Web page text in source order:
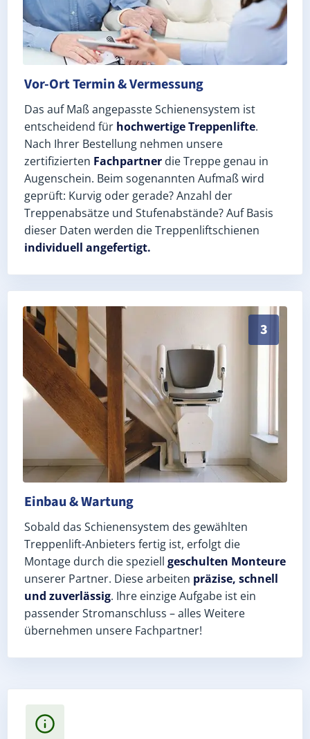
Vor-Ort Termin & Vermessung
Das auf Maß angepasste Schienensystem ist
entscheidend für hochwertige Treppenlifte.
Nach Ihrer Bestellung nehmen unsere
zertifizierten Fachpartner die Treppe genau in
Augenschein. Beim sogenannten Aufmaß wird
geprüft: Kurvig oder gerade? Anzahl der
Treppenabsätze und Stufenabstände? Auf Basis
dieser Daten werden die Treppenliftschienen
individuell angefertigt.
3
Schneller, sauberer Einbau durch zertifizierte
Einbau & Wartung
Sobald das Schienensystem des gewählten
Treppenlift-Anbieters fertig ist, erfolgt die
Montage durch die speziell geschulten Monteure
unserer Partner. Diese arbeiten präzise, schnell
und zuverlässig. Ihre einzige Aufgabe ist ein
passender Stromanschluss – alles Weitere
übernehmen unsere Fachpartner!